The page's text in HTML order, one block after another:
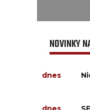
NOVINKY
dnes